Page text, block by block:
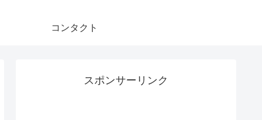
コンタクト
スポンサーリンク